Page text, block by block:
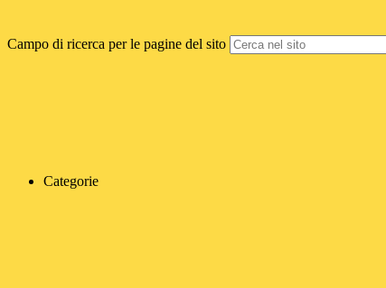
Campo di ricerca per le pagine del sito
Categorie